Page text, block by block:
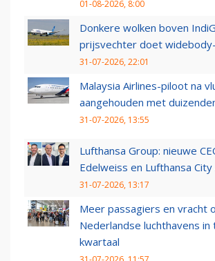
01-08-2026, 8:00
Donkere wolken boven
prijsvechter doet
31-07-2026, 22:01
Malaysia Airlines-piloot na
aangehouden met
31-07-2026, 13:55
Lufthansa Group: nieuwe
Edelweiss en Lufthansa City
31-07-2026, 13:17
Meer passagiers en vracht
Nederlandse luchthavens
kwartaal